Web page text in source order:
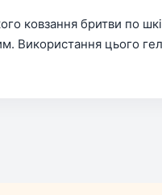
ковзання бритви по
Використання цього